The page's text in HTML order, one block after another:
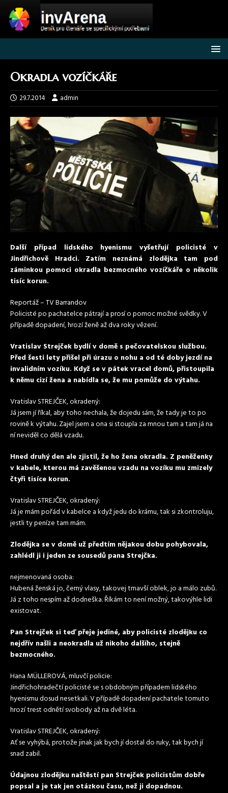
Okradla vozíčkáře
29.7.2014 admin
Další případ lidského hyenismu vyšetřují policisté v
Jindřichově Hradci. Zatím neznámá zlodějka tam pod
záminkou pomoci okradla bezmocného vozíčkáře o několik
tisíc korun.
Reportáž – TV Barrandov
Policisté po pachatelce pátrají a prosí o pomoc možné svědky. V
případě dopadení, hrozí ženě až dva roky vězení.
Vratislav Strejček bydlí v domě s pečovatelskou službou.
Před šesti lety přišel při úrazu o nohu a od té doby jezdí na
invalidnímvozíku. Když se v pátek vracel domů, přistoupila
k němu cizí žena a nabídla se, že mu pomůže do výtahu.
Vratislav STREJČEK, okradený:
Já jsem jí říkal, aby toho nechala, že dojedu sám, že tady je to po
rovině k výtahu. Zajel jsem a ona si stoupla za mnou tam a tam já na
ní neviděl co dělá vzadu.
Hned druhý den ale zjistil, že ho žena okradla. Z peněženky
v kabele, kterou má zavěšenou vzadu na vozíku mu zmizely
čtyři tisíce korun.
Vratislav STREJČEK, okradený:
Já je mám pořád v kabelce a když jedu do krámu, tak si zkontroluju,
jestli ty peníze tam mám.
Zlodějka se v domě už předtím nějakou dobu pohybovala,
zahlédl ji i jeden ze sousedů pana Strejčka.
nejmenovaná osoba:
Hubená ženská jo, černý vlasy, takovej tmavší oblek, jo a málo zubů.
Já z toho nespím až dodneška. Říkám to není možný, takovýhle lidi
existovat.
Pan Strejček si teď přeje jediné, aby policisté zlodějku co
nejdřív našli a neokradla už nikoho dalšího, stejně
bezmocného.
Hana MÜLLEROVÁ, mluvčí policie:
Jindřichohradečtí policisté se s obdobným případem lidského
hyenismu dosud nesetkali. V případě dopadení pachatele tomuto
hrozí trest odnětí svobody až na dvě léta.
Vratislav STREJČEK, okradený:
Ať se vyhýbá, protože jinak jak bych jí dostal do ruky, tak bych jí
snad zabil.
Údajnou zlodějku naštěstí pan Strejček policistům dobře
popsal a je tak jen otázkou času, než ji dopadnou.